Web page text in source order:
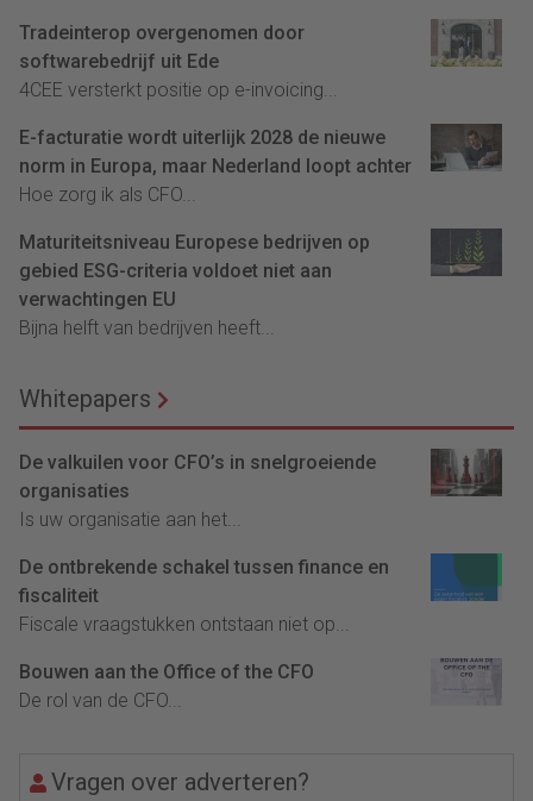
Tradeinterop overgenomen door
softwarebedrijf uit Ede
4CEE versterkt positie op e-invoicing...
E-facturatie wordt uiterlijk 2028 de nieuwe
norm in Europa, maar Nederland loopt achter
Hoe zorg ik als CFO...
Maturiteitsniveau Europese bedrijven op
gebied ESG-criteria voldoet niet aan
verwachtingen EU
Bijna helft van bedrijven heeft...
Whitepapers
De valkuilen voor CFO’s in snelgroeiende
organisaties
Is uw organisatie aan het...
De ontbrekende schakel tussen finance en
fiscaliteit
Fiscale vraagstukken ontstaan niet op...
Bouwen aan the Office of the CFO
De rol van de CFO...
Vragen over adverteren?